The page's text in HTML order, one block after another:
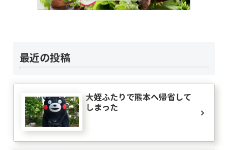
最近の投稿
大姪ふたりで熊本へ帰省して
しまった